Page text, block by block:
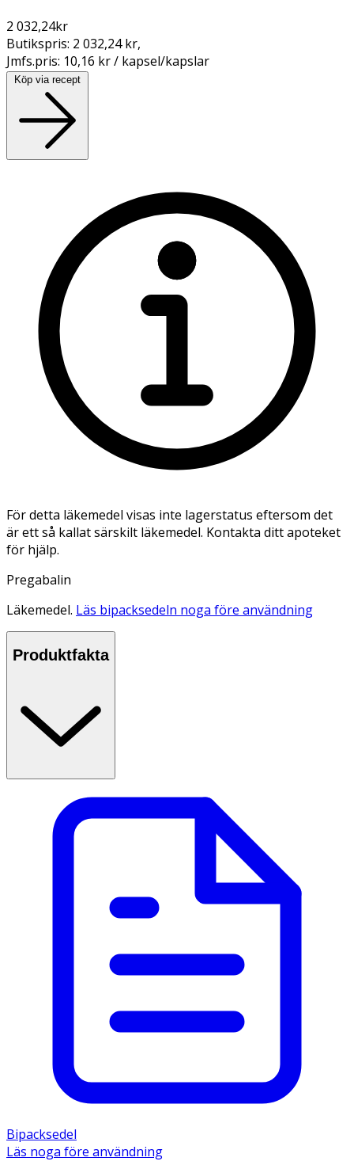
2 032,24kr
Butikspris: 2 032,24 kr,
Jmfs.pris: 10,16 kr / kapsel/kapslar
Köp via recept
För detta läkemedel visas inte lagerstatus eftersom det
är ett så kallat särskilt läkemedel. Kontakta ditt apoteket
för hjälp.
Pregabalin
Läkemedel. Läs bipacksedeln noga före användning
Produktfakta
Bipacksedel
Läs noga före användning